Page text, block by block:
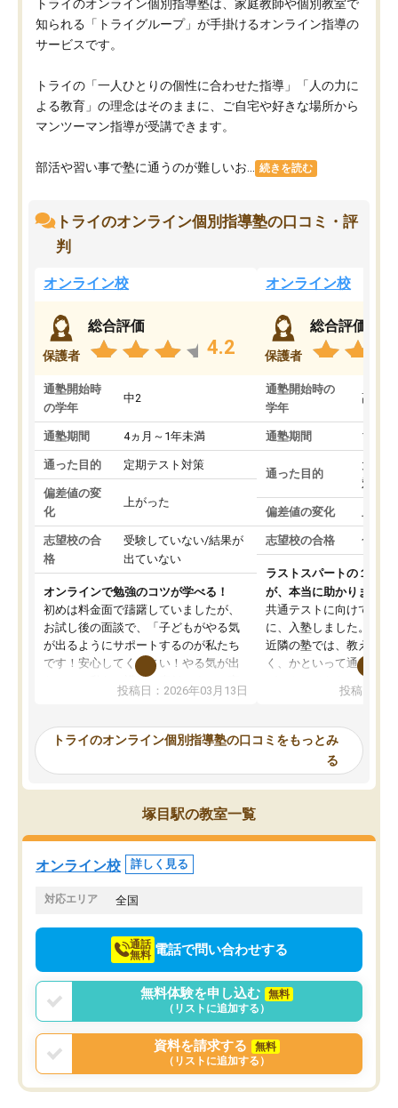
トライのオンライン個別指導塾は、家庭教師や個別教室で
知られる「トライグループ」が手掛けるオンライン指導の
サービスです。
トライの「一人ひとりの個性に合わせた指導」「人の力に
よる教育」の理念はそのままに、ご自宅や好きな場所から
マンツーマン指導が受講できます。
部活や習い事で塾に通うのが難しいお... 続きを読む
トライのオンライン個別指導塾の口コミ・評
判
オンライン校
保護者
総合評価
4.2
通塾開始時
の学年
中2
通塾期間 4ヵ月～1年未満
通った目的 定期テスト対策
偏差値の変
化
上がった
志望校の合
格
受験していない/結果が
出ていない
オンラインで勉強のコツが学べる！
初めは料金面で躊躇していましたが、
お試し後の面談で、「子どもがやる気
が出るようにサポートするのが私たち
です！安心してください！やる気が出
ないのは私たち講師の責任です」と言
ってくださり、確かに！と考えて、思
ったんですが、学生の先生から学ぶこ
み、徐々に成績が上がったらいいなと
思っていました。何が今足りないのか
を的確に指導いただき、子どももびっ
くりするほど楽しんでやる気を持って
塾を受けています。狙い通り、少しず
つ成績も上がり、苦手意識も無くなっ
てきたので、さらに苦手な数学も追加
でお願いしました。来年の高校受験に
投稿日：2026年03月13日
オンライン校
保護者
総合評価
通塾開始時の
学年
高3
通塾期間 1～3
通った目的
大学
対策
偏差値の変化 上が
志望校の合格 合格
ラストスパートの１か月
が、本当に助かりました
共通テストに向けての追
に、入塾しました。田舎
近隣の塾では、教えても
く、かといって通うには
可能なので本当に助か
らないところをピンポイ
頂いて、とてもわかり
していました。一生を
スト、多少お金がかかっ
投稿日：
トライのオンライン個別指導塾の口コミをもっとみ
る
塚目駅の教室一覧
オンライン校 詳しく見る
対応エリア 全国
通話
無料 電話で問い合わせする
無料体験を申し込む
無料
（リストに追加する）
資料を請求する
無料
（リストに追加する）